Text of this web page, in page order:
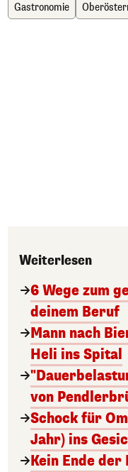
Gastronomie
Weiterlesen
6 Wege zum
deinem Beruf
Mann nach
Heli ins Spital
von
Schock für
Jahr) ins
Kein Ende